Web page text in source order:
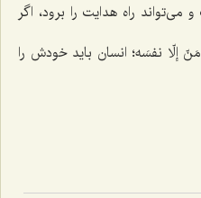
می‌تواند راه هدایت را برود، اگر
إلّا نفسَه؛ انسان باید خودش را